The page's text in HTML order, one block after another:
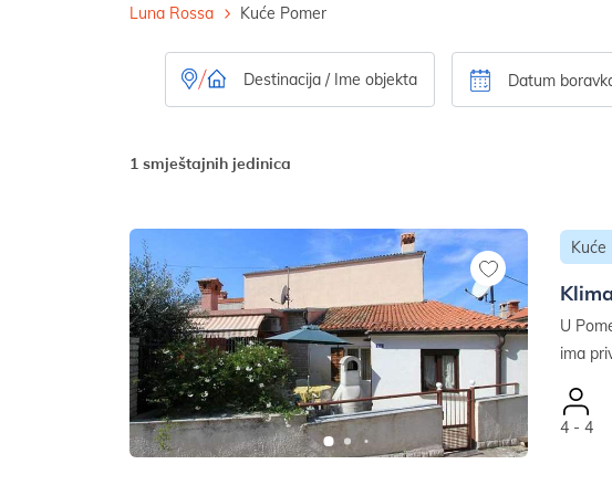
Luna Rossa Kuće Pomer
1 smještajnih jedinica
Kuće
U
ima
4 - 4